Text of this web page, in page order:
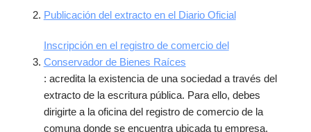
Publicación del extracto en el Diario Oficial
Inscripción en el registro de comercio del
Conservador de Bienes Raíces
: acredita la existencia de una sociedad a través del
extracto de la escritura pública. Para ello, debes
dirigirte a la oficina del registro de comercio de la
comuna donde se encuentra ubicada tu empresa,